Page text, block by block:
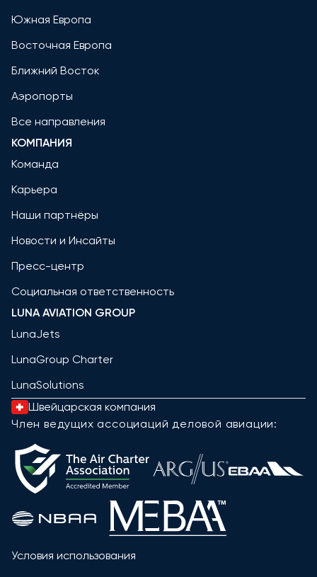
Южная Европа
Восточная Европа
Ближний Восток
Аэропорты
Все направления
КОМПАНИЯ
Команда
Карьера
Наши партнёры
Новости и Инсайты
Пресс-центр
Социальная ответственность
LUNA AVIATION GROUP
LunaJets
LunaGroup Charter
LunaSolutions
Швейцарская компания
Член ведущих ассоциаций деловой авиации:
Условия использования